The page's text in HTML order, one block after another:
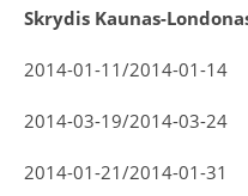
Skrydis Kaunas-
2014-01-11/2014-01-
2014-03-19/2014-
2014-01-21/2014-